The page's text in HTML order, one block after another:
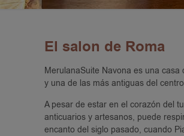
El salon de Roma
MerulanaSuite Navona es una
y una de las más antiguas del
A pesar de estar en el corazón del
anticuarios y artesanos, puede
encanto del siglo pasado, cuando